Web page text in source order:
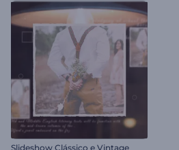
Slideshow Clássico e Vintage